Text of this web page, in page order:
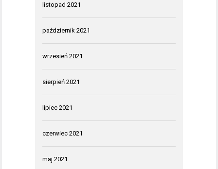
listopad 2021
październik 2021
wrzesień 2021
sierpień 2021
lipiec 2021
czerwiec 2021
maj 2021